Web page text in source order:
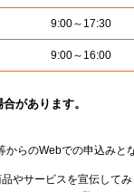
9:00～17:30
9:00～16:00
があります。
らのWebでの申込みと
やサービスを宣伝して